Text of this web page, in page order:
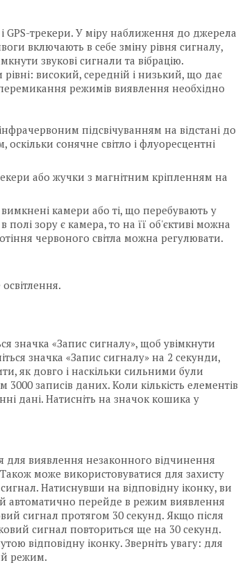
GPS-трекери. У міру наближення до джерела
включають в себе зміну рівня сигналу,
звукові сигнали та вібрацію.
високий, середній і низький, що дає
режимів виявлення необхідно
підсвічуванням на відстані до
сонячне світло і флуоресцентні
або жучки з магнітним кріпленням на
камери або ті, що перебувають у
зору є камера, то на її об'єктиві можна
червоного світла можна регулювати.
значка «Запис сигналу», щоб увімкнути
значка «Запис сигналу» на 2 секунди,
як довго і наскільки сильними були
записів даних. Коли кількість елементів
дані. Натисніть на значок кошика у
для виявлення незаконного відчинення
може використовуватися для захисту
Натиснувши на відповідну іконку, ви
автоматично перейде в режим виявлення
сигнал протягом 30 секунд. Якщо після
сигнал повториться ще на 30 секунд.
відповідну іконку. Зверніть увагу: для
режим.